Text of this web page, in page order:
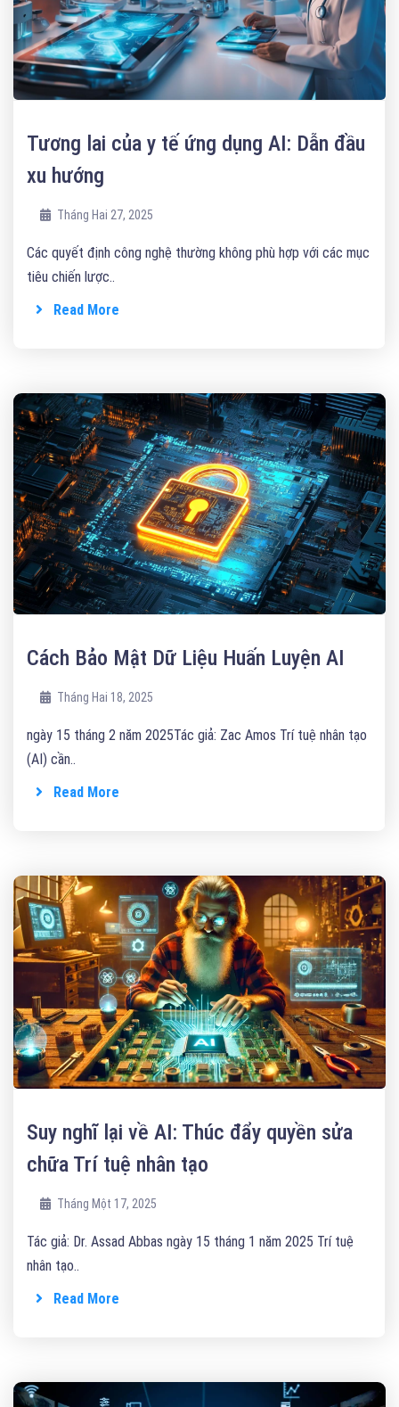
Tương lai của y tế ứng dụng AI: Dẫn đầu
xu hướng
Tháng Hai 27, 2025
Các quyết định công nghệ thường không phù hợp với các mục
tiêu chiến lược..
Read More
Cách Bảo Mật Dữ Liệu Huấn Luyện AI
Tháng Hai 18, 2025
ngày 15 tháng 2 năm 2025Tác giả: Zac Amos Trí tuệ nhân tạo
(AI) cần..
Read More
Suy nghĩ lại về AI: Thúc đẩy quyền sửa
chữa Trí tuệ nhân tạo
Tháng Một 17, 2025
Tác giả: Dr. Assad Abbas ngày 15 tháng 1 năm 2025 Trí tuệ
nhân tạo..
Read More